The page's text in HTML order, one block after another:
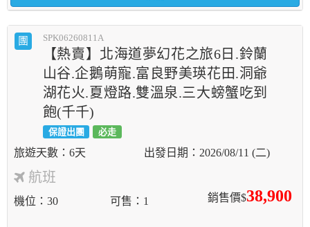
團 SPK06260811A
【熱賣】北海道夢幻花之旅6日.鈴蘭
山谷.企鵝萌寵.富良野美瑛花田.洞爺
湖花火.夏燈路.雙溫泉.三大螃蟹吃到
飽(千千)
保證出團 必走
6天 2026/08/11 (二)
航班
銷售價$38,900
機位 30 可售 1